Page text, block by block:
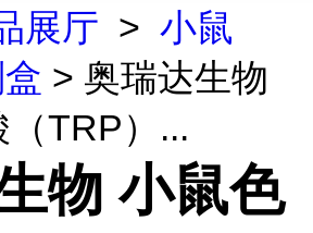
展厅 > 小鼠
> 奥瑞达生物
TRP）...
物 小鼠色